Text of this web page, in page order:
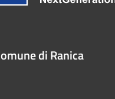
di Ranica